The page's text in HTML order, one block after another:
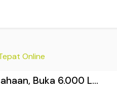
Online
Buka 6.000 L...